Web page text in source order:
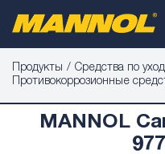
Продукты
Средства по
Противокоррозионные
MANNOL